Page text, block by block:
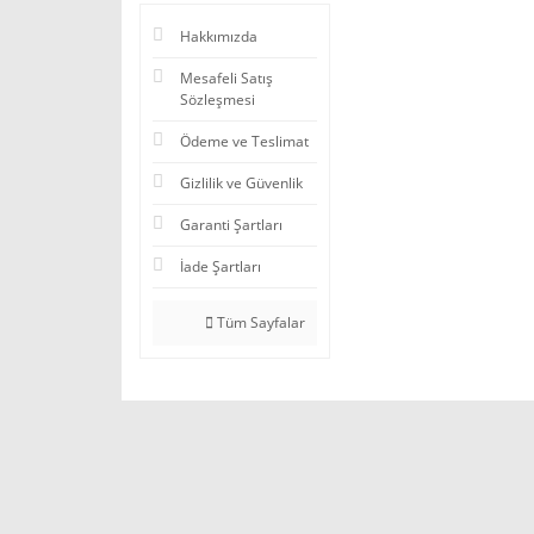
Hakkımızda
Mesafeli Satış
Sözleşmesi
Ödeme ve Teslimat
Gizlilik ve Güvenlik
Garanti Şartları
İade Şartları
Tüm Sayfalar